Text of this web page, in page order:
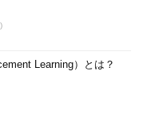
Learning）とは？